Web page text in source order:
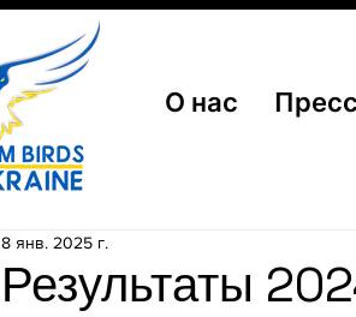
О нас
Результаты
8 янв. 2025 г.